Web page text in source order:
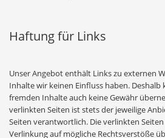
Haftung für Links
Unser Angebot enthält Links zu externen
Inhalte wir keinen Einfluss haben.
fremden Inhalte auch keine Gewähr
verlinkten Seiten ist stets der jeweilige
Seiten verantwortlich. Die verlinkten
Verlinkung auf mögliche Rechtsverstöße